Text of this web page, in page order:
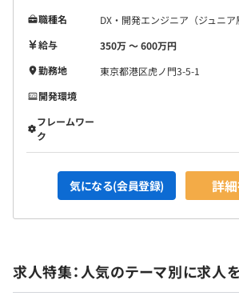
職種名
DX・開発エンジニア（ジュニア
給与
350万 〜 600万円
勤務地
東京都港区虎ノ門3-5-1
開発環境
フレームワー
ク
気になる(会員登録) 詳
求人特集：人気のテーマ別に求人